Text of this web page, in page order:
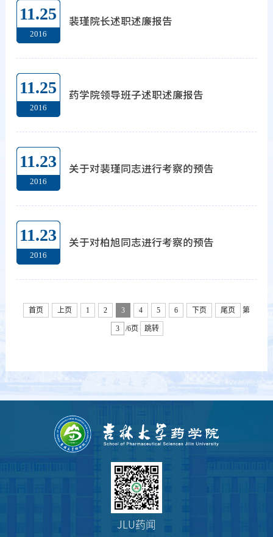
11.25
2016
裴瑾院长述职述廉报告
11.25
2016
药学院领导班子述职述廉报告
11.23
2016
关于对裴瑾同志进行考察的预告
11.23
2016
关于对柏旭同志进行考察的预告
首页 上页 1 2 3 4 5 6 下页 尾页 第
/6页 跳转
JLU药闻